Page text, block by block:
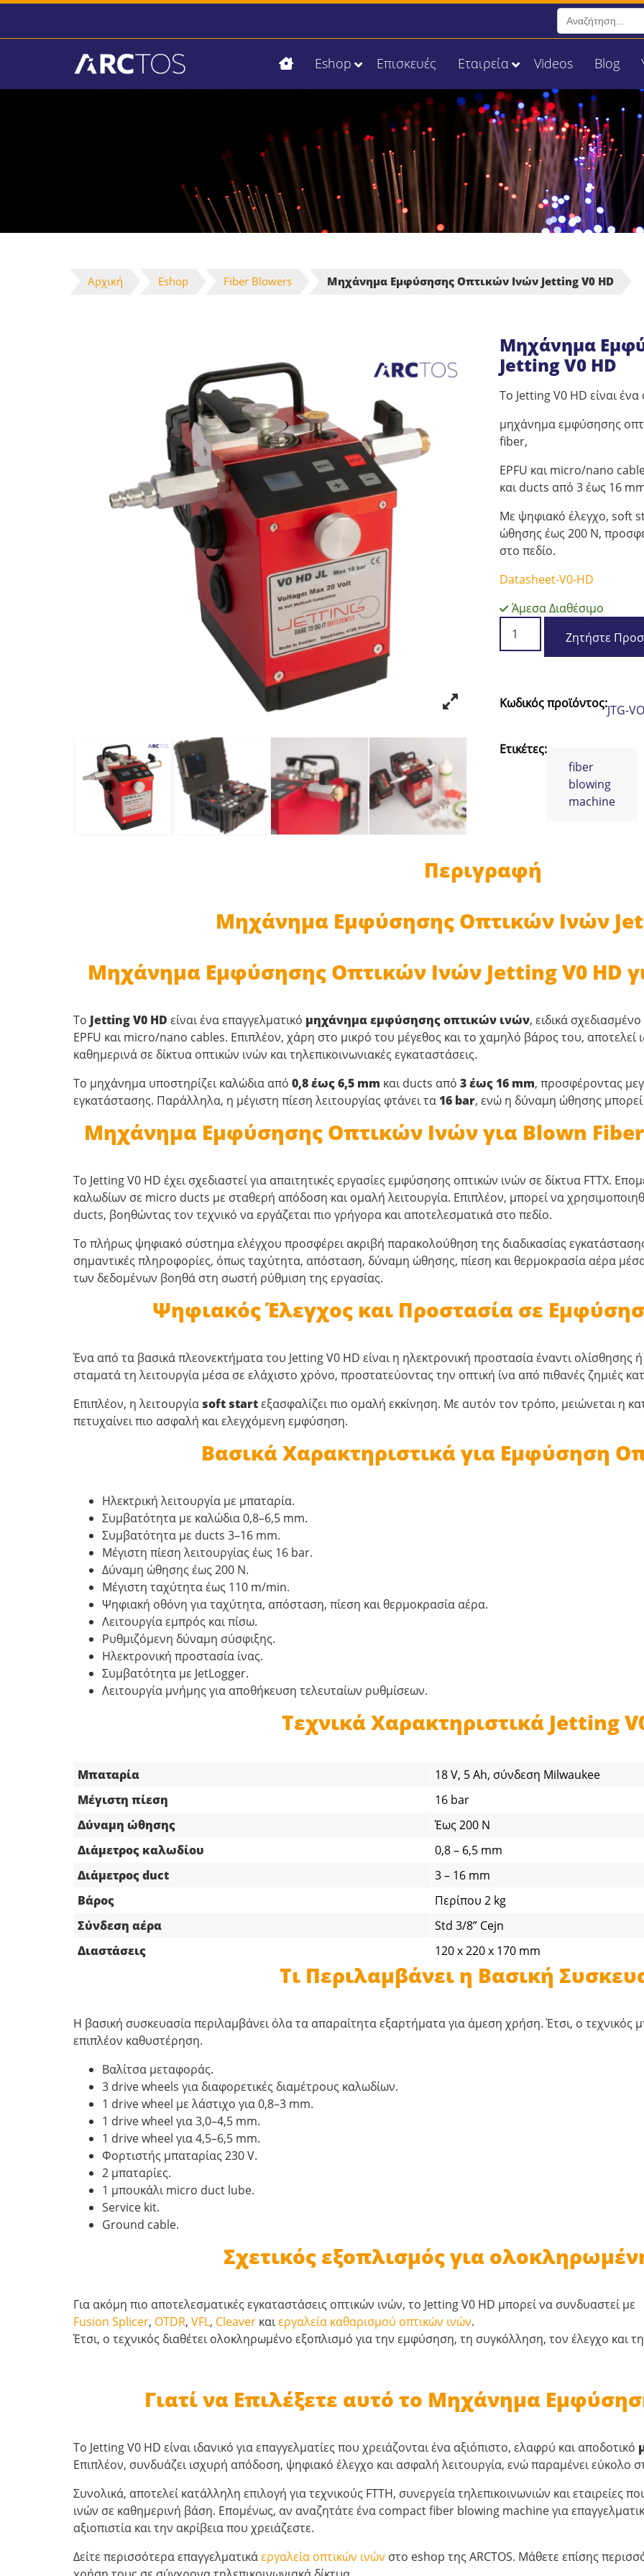
Search
for:
Eshop Επισκευές Εταιρεία Videos Blog
Αρχική Eshop Fiber Blowers Μηχάνημα Εμφύσησης Οπτικών Ινών Jetting V0 HD
Μηχάνημα
Jetting V0 HD
Το Jetting V0 HD είναι
μηχάνημα εμφύσησης
fiber,
EPFU και micro/nano
και ducts από 3 έως 16
Με ψηφιακό έλεγχο, soft
ώθησης έως 200 N,
στο πεδίο.
Datasheet-V0-HD
Άμεσα Διαθέσιμο
Εμφύσησης
Οπτικών
Jetting
V0
ποσότητα
Ζητήστε
Κωδικός προϊόντος:JTG-
Ετικέτες:
fiber
blowing
machine
Περιγραφή
Μηχάνημα Εμφύσησης Οπτικών Ινών
Μηχάνημα Εμφύσησης Οπτικών Ινών Jetting V0 HD
Το Jetting V0 HD είναι ένα επαγγελματικό μηχάνημα εμφύσησης οπτικών ινών, ειδικά
EPFU και micro/nano cables. Επιπλέον, χάρη στο μικρό του μέγεθος και το χαμηλό βάρος του, αποτελεί
καθημερινά σε δίκτυα οπτικών ινών και τηλεπικοινωνιακές εγκαταστάσεις.
Το μηχάνημα υποστηρίζει καλώδια από 0,8 έως 6,5 mm και ducts από 3 έως 16 mm, προσφέροντας
εγκατάστασης. Παράλληλα, η μέγιστη πίεση λειτουργίας φτάνει τα16 bar, ενώ η δύναμη ώθησης
Μηχάνημα Εμφύσησης Οπτικών Ινών για Blown Fiber,
Το Jetting V0 HD έχει σχεδιαστεί για απαιτητικές εργασίες εμφύσησης οπτικών ινών σε δίκτυα FTTX.
καλωδίων σε micro ducts με σταθερή απόδοση και ομαλή λειτουργία. Επιπλέον, μπορεί να
ducts, βοηθώντας τον τεχνικό να εργάζεται πιο γρήγορα και αποτελεσματικά στο πεδίο.
Το πλήρως ψηφιακό σύστημα ελέγχου προσφέρει ακριβή παρακολούθηση της διαδικασίας
σημαντικές πληροφορίες, όπως ταχύτητα, απόσταση, δύναμη ώθησης, πίεση και θερμοκρασία αέρα
των δεδομένων βοηθά στη σωστή ρύθμιση της εργασίας.
Ψηφιακός Έλεγχος και Προστασία σε
Ένα από τα βασικά πλεονεκτήματα του Jetting V0 HD είναι η ηλεκτρονική προστασία έναντι
σταματά τη λειτουργία μέσα σε ελάχιστο χρόνο, προστατεύοντας την οπτική ίνα από πιθανές ζημιές
Επιπλέον, η λειτουργία soft startεξασφαλίζει πιο ομαλή εκκίνηση. Με αυτόν τον τρόπο, μειώνεται η
πετυχαίνει πιο ασφαλή και ελεγχόμενη εμφύσηση.
Βασικά Χαρακτηριστικά για Εμφύσηση
Ηλεκτρική λειτουργία με μπαταρία.
Συμβατότητα με καλώδια 0,8–6,5 mm.
Συμβατότητα με ducts 3–16 mm.
Μέγιστη πίεση λειτουργίας έως 16 bar.
Δύναμη ώθησης έως 200 N.
Μέγιστη ταχύτητα έως 110 m/min.
Ψηφιακή οθόνη για ταχύτητα, απόσταση, πίεση και θερμοκρασία αέρα.
Λειτουργία εμπρός και πίσω.
Ρυθμιζόμενη δύναμη σύσφιξης.
Ηλεκτρονική προστασία ίνας.
Συμβατότητα με JetLogger.
Λειτουργία μνήμης για αποθήκευση τελευταίων ρυθμίσεων.
Τεχνικά Χαρακτηριστικά Jetting
Μπαταρία
18 V, 5 Ah, σύνδεση Milwaukee
Μέγιστη πίεση
16 bar
Δύναμη ώθησης
Έως 200 N
Διάμετρος καλωδίου
0,8 – 6,5 mm
Διάμετρος duct
3 – 16 mm
Βάρος
Περίπου 2 kg
Σύνδεση αέρα
Std 3/8” Cejn
Διαστάσεις
120 x 220 x 170 mm
Τι Περιλαμβάνει η Βασική
Η βασική συσκευασία περιλαμβάνει όλα τα απαραίτητα εξαρτήματα για άμεση χρήση. Έτσι, ο τεχνικός
επιπλέον καθυστέρηση.
Βαλίτσα μεταφοράς.
3 drive wheels για διαφορετικές διαμέτρους καλωδίων.
1 drive wheel με λάστιχο για 0,8–3 mm.
1 drive wheel για 3,0–4,5 mm.
1 drive wheel για 4,5–6,5 mm.
Φορτιστής μπαταρίας 230 V.
2 μπαταρίες.
1 μπουκάλι micro duct lube.
Service kit.
Ground cable.
Σχετικός εξοπλισμός για
Για ακόμη πιο αποτελεσματικές εγκαταστάσεις οπτικών ινών, το Jetting V0 HD μπορεί να συνδυαστεί με
Fusion Splicer, OTDR, VFL, Cleaver καιεργαλεία καθαρισμού οπτικών ινών.
Έτσι, ο τεχνικός διαθέτει ολοκληρωμένο εξοπλισμό για την εμφύσηση, τη συγκόλληση, τον έλεγχο και
Γιατί να Επιλέξετε αυτό το Μηχάνημα
Το Jetting V0 HD είναι ιδανικό για επαγγελματίες που χρειάζονται ένα αξιόπιστο, ελαφρύ και αποδοτικό
Επιπλέον, συνδυάζει ισχυρή απόδοση, ψηφιακό έλεγχο και ασφαλή λειτουργία, ενώ παραμένει εύκολο
Συνολικά, αποτελεί κατάλληλη επιλογή για τεχνικούς FTTH, συνεργεία τηλεπικοινωνιών και εταιρείες
ινών σε καθημερινή βάση. Επομένως, αν αναζητάτε ένα compact fiber blowing machine για
αξιοπιστία και την ακρίβεια που χρειάζεστε.
Δείτε περισσότερα επαγγελματικάεργαλεία οπτικών ινών στο eshop της ARCTOS. Μάθετε επίσης